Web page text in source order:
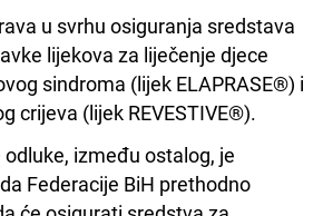
u svrhu osiguranja sredstava
lijekova za liječenje djece
sindroma (lijek ELAPRASE®) i
crijeva (lijek REVESTIVE®).
između ostalog, je
Federacije BiH prethodno